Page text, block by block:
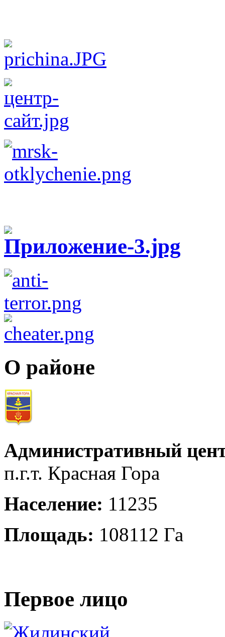
О районе
Административный
п.г.т. Красная Гора
Население: 11235
Площадь: 108112 Га
Первое лицо